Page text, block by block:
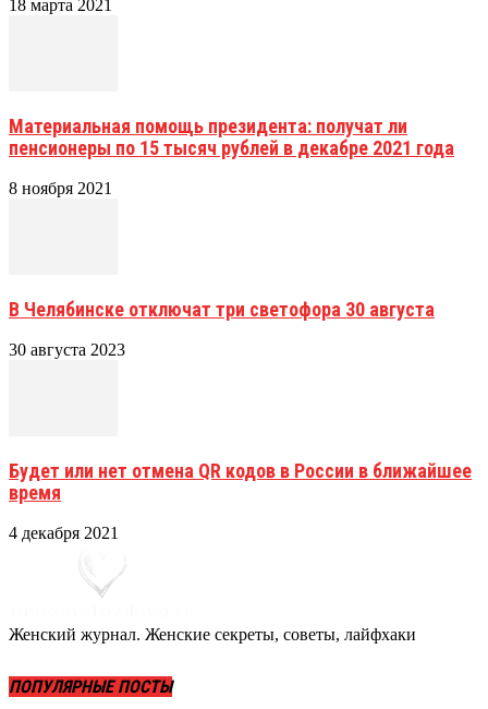
18 марта 2021
Материальная помощь президента: получат ли
пенсионеры по 15 тысяч рублей в декабре 2021 года
8 ноября 2021
В Челябинске отключат три светофора 30 августа
30 августа 2023
Будет или нет отмена QR кодов в России в ближайшее
время
4 декабря 2021
Женский журнал. Женские секреты, советы, лайфхаки
ПОПУЛЯРНЫЕ ПОСТЫ